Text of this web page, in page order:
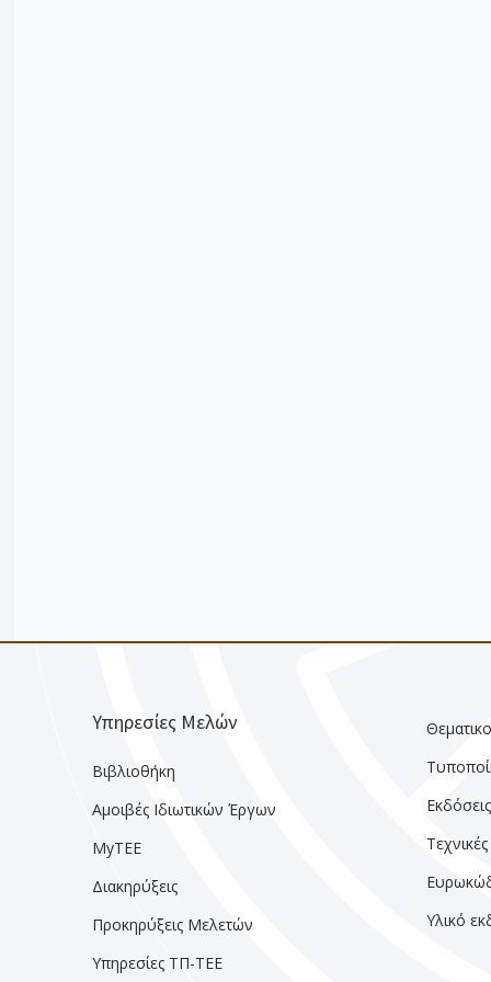
Υπηρεσίες Μελών
Βιβλιοθήκη
Αμοιβές Ιδιωτικών Έργων
MyTEE
Διακηρύξεις
Προκηρύξεις Μελετών
Υπηρεσίες ΤΠ-ΤΕΕ
Εκδόσεις
Υλικό